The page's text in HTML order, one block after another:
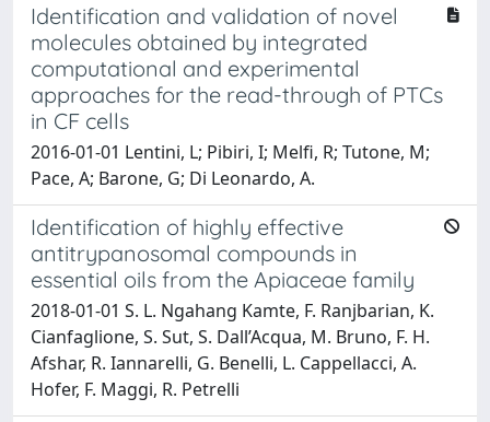
Identification and validation of novel
molecules obtained by integrated
computational and experimental
approaches for the read-through of PTCs
in CF cells
2016-01-01 Lentini, L; Pibiri, I; Melfi, R; Tutone, M;
Pace, A; Barone, G; Di Leonardo, A.
Identification of highly effective
antitrypanosomal compounds in
essential oils from the Apiaceae family
2018-01-01 S. L. Ngahang Kamte, F. Ranjbarian, K.
Cianfaglione, S. Sut, S. Dall’Acqua, M. Bruno, F. H.
Afshar, R. Iannarelli, G. Benelli, L. Cappellacci, A.
Hofer, F. Maggi, R. Petrelli